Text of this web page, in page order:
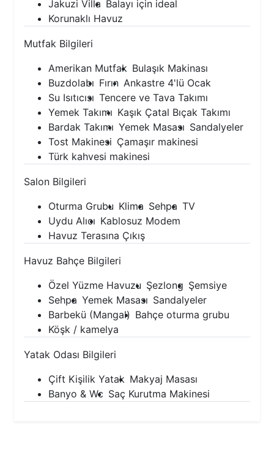
Jakuzi Villa Balayı için ideal
Korunaklı Havuz
Mutfak Bilgileri
Amerikan Mutfak Bulaşık Makinası
Buzdolabı Fırın Ankastre 4'lü Ocak
Su Isıtıcısı Tencere ve Tava Takımı
Yemek Takımı Kaşık Çatal Bıçak Takımı
Bardak Takımı Yemek Masası Sandalyeler
Tost Makinesi Çamaşır makinesi
Türk kahvesi makinesi
Salon Bilgileri
Oturma Grubu Klima Sehpa TV
Uydu Alıcı Kablosuz Modem
Havuz Terasına Çıkış
Havuz Bahçe Bilgileri
Özel Yüzme Havuzu Şezlong Şemsiye
Sehpa Yemek Masası Sandalyeler
Barbekü (Mangal) Bahçe oturma grubu
Köşk / kamelya
Yatak Odası Bilgileri
Çift Kişilik Yatak Makyaj Masası
Banyo & Wc Saç Kurutma Makinesi